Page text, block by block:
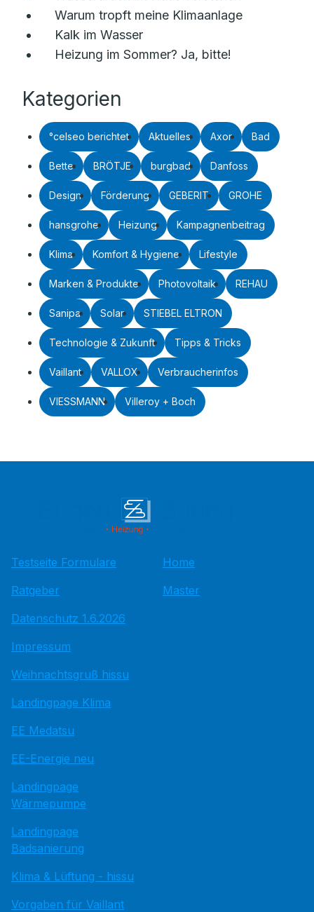
Warum tropft meine Klimaanlage
Kalk im Wasser
Heizung im Sommer? Ja, bitte!
Kategorien
°celseo berichtet Aktuelles Axor Bad
Bette BRÖTJE burgbad Danfoss
Design Förderung GEBERIT GROHE
hansgrohe Heizung Kampagnenbeitrag
Klima Komfort & Hygiene Lifestyle
Marken & Produkte Photovoltaik REHAU
Sanipa Solar STIEBEL ELTRON
Technologie & Zukunft Tipps & Tricks
Vaillant VALLOX Verbraucherinfos
VIESSMANN Villeroy + Boch
Testseite Formulare
Ratgeber
Datenschutz 1.6.2026
Impressum
Weihnachtsgruß hissu
Landingpage Klima
EE Medatsu
EE-Energie neu
Landingpage
Wärmepumpe
Landingpage
Badsanierung
Klima & Lüftung - hissu
Vorgaben für Vaillant
Home
Master